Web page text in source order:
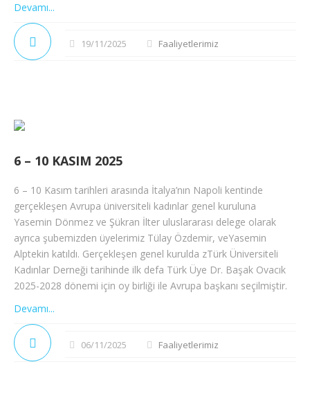
Devamı...
19/11/2025 Faaliyetlerimiz
6 – 10 KASIM 2025
6 – 10 Kasım tarihleri arasında İtalya’nın Napoli kentinde
gerçekleşen Avrupa üniversiteli kadınlar genel kuruluna
Yasemin Dönmez ve Şükran İlter uluslararası delege olarak
ayrıca şubemizden üyelerimiz Tülay Özdemir, veYasemin
Alptekin katıldı. Gerçekleşen genel kurulda zTürk Üniversiteli
Kadınlar Derneği tarihinde ilk defa Türk Üye Dr. Başak Ovacık
2025-2028 dönemi için oy birliği ile Avrupa başkanı seçilmiştir.
Devamı...
06/11/2025 Faaliyetlerimiz